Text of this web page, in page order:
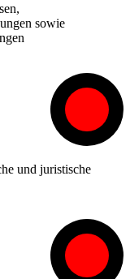
sowie
und juristische